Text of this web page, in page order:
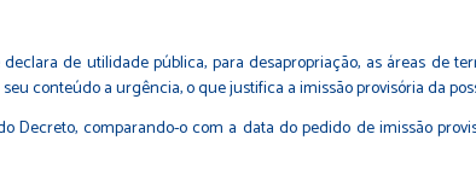
de utilidade pública, para desapropriação, as áreas de
conteúdo a urgência, o que justifica a imissão provisória da
Decreto, comparando-o com a data do pedido de imissão